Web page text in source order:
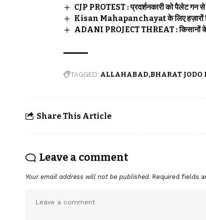
CJP PROTEST : प्रदर्शनकारी को पैलेट गन
Kisan Mahapanchayat के लिए हज़ारों
ADANI PROJECT THREAT : किसानों
TAGGED: ALLAHABAD BHARAT JODO
Share This Article
Leave a comment
Your email address will not be published. Required fields